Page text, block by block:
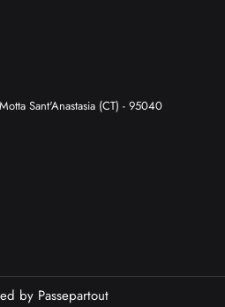
Sant'Anastasia (CT) - 95040
by Passepartout